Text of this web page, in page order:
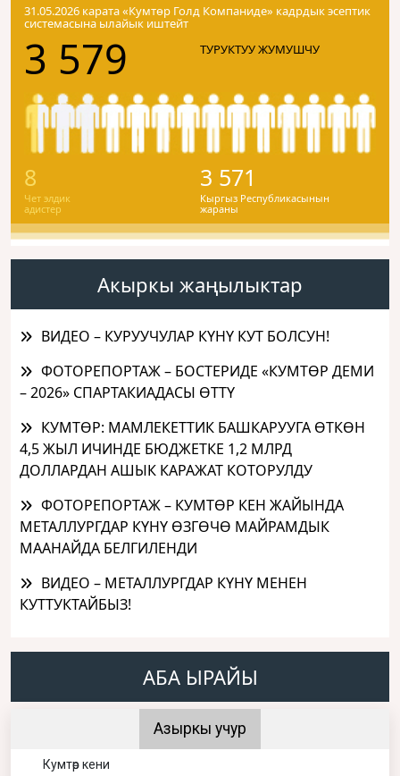
31.05.2026 карата «Кумтɵр Голд Компаниде» кадрдык эсептик
системасына ылайык иштейт
3 579 ТУРУКТУУ ЖУМУШЧУ
8
Чет элдик
адистер
3 571
Кыргыз Республикасынын
жараны
Акыркы жаңылыктар
ВИДЕО – КУРУУЧУЛАР КҮНҮ КУТ БОЛСУН!
ФОТОРЕПОРТАЖ – БОСТЕРИДЕ «КУМТӨР ДЕМИ
– 2026» СПАРТАКИАДАСЫ ӨТТҮ
КУМТӨР: МАМЛЕКЕТТИК БАШКАРУУГА ӨТКӨН
4,5 ЖЫЛ ИЧИНДЕ БЮДЖЕТКЕ 1,2 МЛРД
ДОЛЛАРДАН АШЫК КАРАЖАТ КОТОРУЛДУ
ФОТОРЕПОРТАЖ – КУМТӨР КЕН ЖАЙЫНДА
МЕТАЛЛУРГДАР КҮНҮ ӨЗГӨЧӨ МАЙРАМДЫК
МААНАЙДА БЕЛГИЛЕНДИ
ВИДЕО – МЕТАЛЛУРГДАР КҮНҮ МЕНЕН
КУТТУКТАЙБЫЗ!
АБА ЫРАЙЫ
Азыркы учур
Кумтөр кени